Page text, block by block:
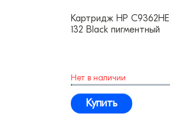
Картридж HP C9362HE
132 Black пигментный
Нет в наличии
Купить